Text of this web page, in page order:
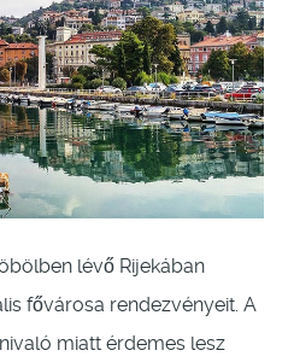
lévő Rijekában
fővárosa rendezvényeit. A
miatt érdemes lesz